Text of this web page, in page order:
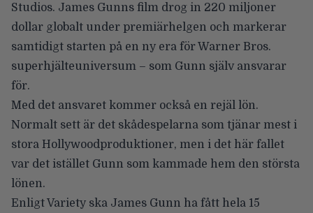
Studios. James Gunns film drog in 220 miljoner
dollar globalt under premiärhelgen och markerar
samtidigt starten på en ny era för Warner Bros.
superhjälteuniversum – som Gunn själv ansvarar
för.
Med det ansvaret kommer också en rejäl lön.
Normalt sett är det skådespelarna som tjänar mest i
stora Hollywoodproduktioner, men i det här fallet
var det istället Gunn som kammade hem den största
lönen.
EnligtVariety ska James Gunn ha fått hela 15